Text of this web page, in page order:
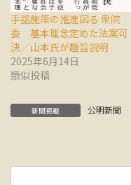
手話施策の推進図る 衆院
委 基本理念定めた法案可
決／山本氏が趣旨説明
2025年6月14日
類似投稿
新聞掲載 公明新聞